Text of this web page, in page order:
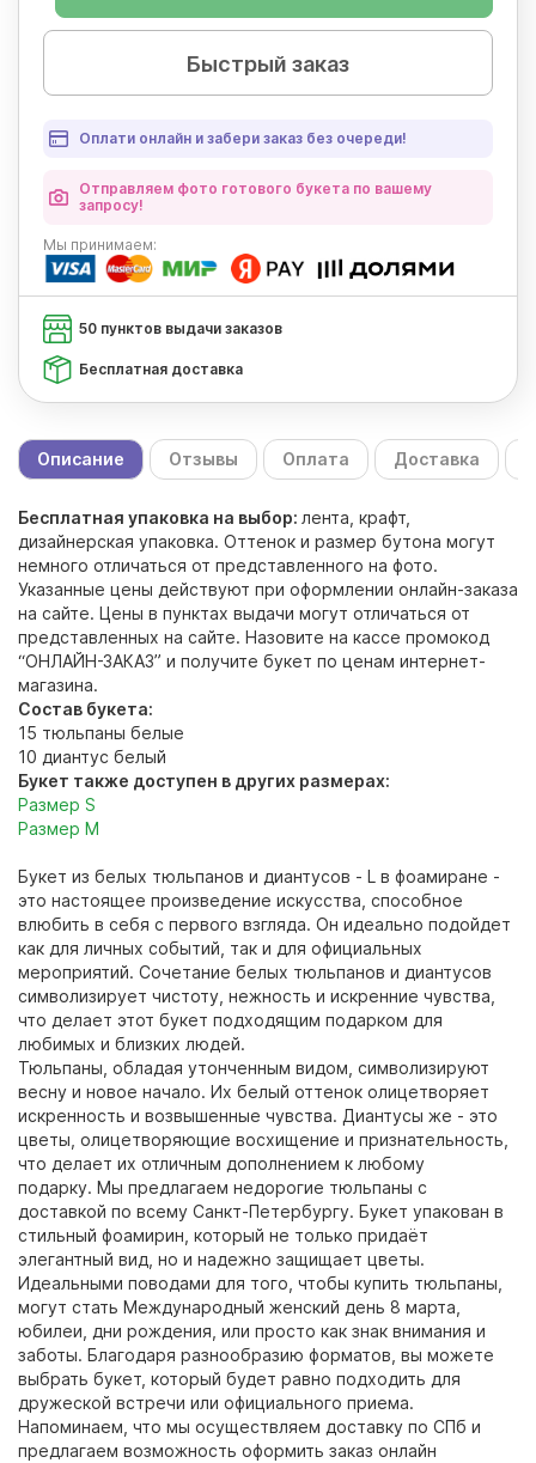
Быстрый заказ
Оплати онлайн и забери заказ без очереди!
Отправляем фото готового букета по вашему
запросу!
Мы принимаем:
50 пунктов выдачи заказов
Бесплатная доставка
Описание Отзывы Оплата Доставка
Бесплатная упаковка на выбор: лента, крафт,
дизайнерская упаковка. Оттенок и размер бутона могут
немного отличаться от представленного на фото.
Указанные цены действуют при оформлении онлайн-заказа
на сайте. Цены в пунктах выдачи могут отличаться от
представленных на сайте. Назовите на кассе промокод
“ОНЛАЙН-ЗАКАЗ” и получите букет по ценам интернет-
магазина.
Состав букета:
15 тюльпаны белые
10 диантус белый
Букет также доступен в других размерах:
Размер S
Размер M
Букет из белых тюльпанов и диантусов - L в фоамиране -
это настоящее произведение искусства, способное
влюбить в себя с первого взгляда. Он идеально подойдет
как для личных событий, так и для официальных
мероприятий. Сочетание белых тюльпанов и диантусов
символизирует чистоту, нежность и искренние чувства,
что делает этот букет подходящим подарком для
любимых и близких людей.
Тюльпаны, обладая утонченным видом, символизируют
весну и новое начало. Их белый оттенок олицетворяет
искренность и возвышенные чувства. Диантусы же - это
цветы, олицетворяющие восхищение и признательность,
что делает их отличным дополнением к любому
подарку. Мы предлагаем недорогие тюльпаны с
доставкой по всему Санкт-Петербургу. Букет упакован в
стильный фоамирин, который не только придаёт
элегантный вид, но и надежно защищает цветы.
Идеальными поводами для того, чтобы купить тюльпаны,
могут стать Международный женский день 8 марта,
юбилеи, дни рождения, или просто как знак внимания и
заботы. Благодаря разнообразию форматов, вы можете
выбрать букет, который будет равно подходить для
дружеской встречи или официального приема.
Напоминаем, что мы осуществляем доставку по СПб и
предлагаем возможность оформить заказ онлайн